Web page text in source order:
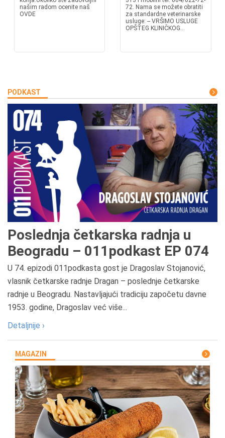
našim radom ocenite naš
OVDE
72. Nama se možete obratiti
za standardne veterinarske
usluge: -- VRŠIMO USLUGE
OPŠTEG KLINIČKOG...
PODKAST
Poslednja četkarska radnja u
Beogradu – 011podkast EP 074
U 74. epizodi 011podkasta gost je Dragoslav Stojanović,
vlasnik četkarske radnje Dragan – poslednje četkarske
radnje u Beogradu. Nastavljajući tradiciju započetu davne
1953. godine, Dragoslav već više...
Detaljnije ›
MAGAZIN